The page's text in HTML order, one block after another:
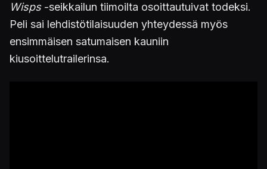
Wisps-seikkailun tiimoilta osoittautuivat todeksi.
Peli sai lehdistötilaisuuden yhteydessä myös
ensimmäisen satumaisen kauniin
kiusoittelutrailerinsa.